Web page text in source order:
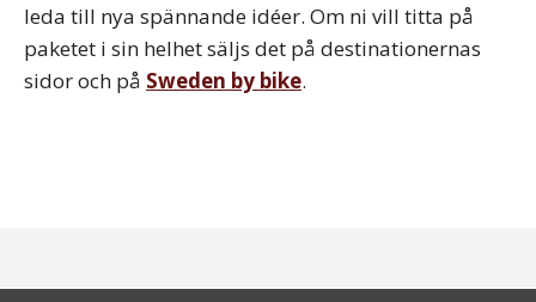
leda till nya spännande idéer. Om ni vill titta på
paketet i sin helhet säljs det på destinationernas
sidor och på Sweden by bike.